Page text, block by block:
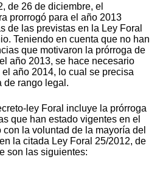
de 26 de diciembre, el
prorrogó para el año 2013
de las previstas en la Ley Foral
Teniendo en cuenta que no han
que motivaron la prórroga de
año 2013, se hace necesario
año 2014, lo cual se precisa
de rango legal.
ley Foral incluye la prórroga
que han estado vigentes en el
la voluntad de la mayoría del
la citada Ley Foral 25/2012, de
son las siguientes: